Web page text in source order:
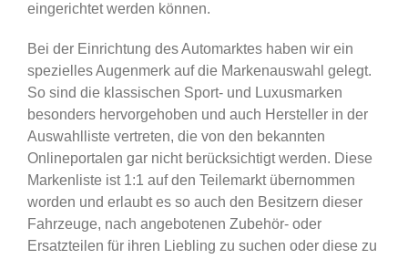
eingerichtet werden können.
Bei der Einrichtung des Automarktes haben wir ein
spezielles Augenmerk auf die Markenauswahl gelegt.
So sind die klassischen Sport- und Luxusmarken
besonders hervorgehoben und auch Hersteller in der
Auswahlliste vertreten, die von den bekannten
Onlineportalen gar nicht berücksichtigt werden. Diese
Markenliste ist 1:1 auf den Teilemarkt übernommen
worden und erlaubt es so auch den Besitzern dieser
Fahrzeuge, nach angebotenen Zubehör- oder
Ersatzteilen für ihren Liebling zu suchen oder diese zu